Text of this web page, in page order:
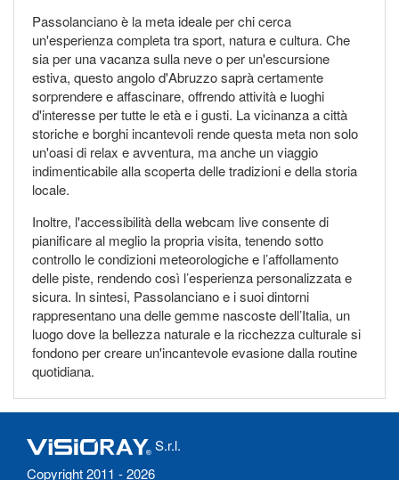
Passolanciano è la meta ideale per chi cerca
un'esperienza completa tra sport, natura e cultura. Che
sia per una vacanza sulla neve o per un'escursione
estiva, questo angolo d'Abruzzo saprà certamente
sorprendere e affascinare, offrendo attività e luoghi
d'interesse per tutte le età e i gusti. La vicinanza a città
storiche e borghi incantevoli rende questa meta non solo
un'oasi di relax e avventura, ma anche un viaggio
indimenticabile alla scoperta delle tradizioni e della storia
locale.
Inoltre, l'accessibilità della webcam live consente di
pianificare al meglio la propria visita, tenendo sotto
controllo le condizioni meteorologiche e l’affollamento
delle piste, rendendo così l’esperienza personalizzata e
sicura. In sintesi, Passolanciano e i suoi dintorni
rappresentano una delle gemme nascoste dell’Italia, un
luogo dove la bellezza naturale e la ricchezza culturale si
fondono per creare un'incantevole evasione dalla routine
quotidiana.
S.r.l.
Copyright 2011 - 2026